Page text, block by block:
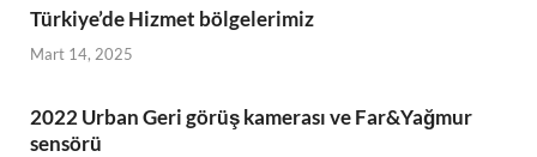
Türkiye’de Hizmet bölgelerimiz
Mart 14, 2025
2022 Urban Geri görüş kamerası ve Far&Yağmur
sensörü